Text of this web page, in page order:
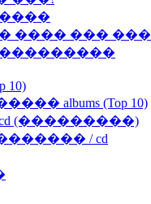
���� ���
10)
albums (Top 10)
(���������)
/ cd